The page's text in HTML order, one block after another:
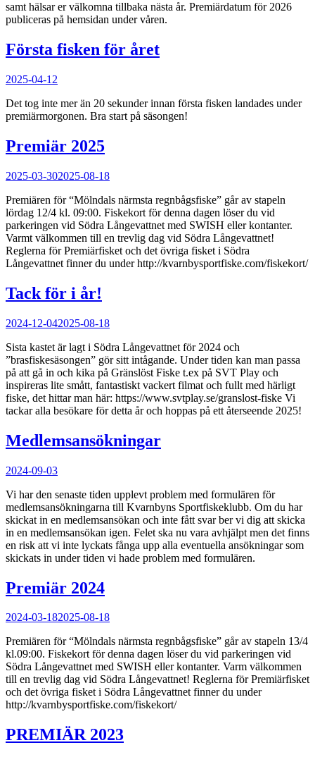
samt hälsar er välkomna tillbaka nästa år. Premiärdatum för 2026
publiceras på hemsidan under våren.
Första fisken för året
Posted
2025-04-12
Det tog inte mer än 20 sekunder innan första fisken landades under
premiärmorgonen. Bra start på säsongen!
Premiär 2025
Posted
2025-03-302025-08-18
Premiären för “Mölndals närmsta regnbågsfiske” går av stapeln
lördag 12/4 kl. 09:00. Fiskekort för denna dagen löser du vid
parkeringen vid Södra Långevattnet med SWISH eller kontanter.
Varmt välkommen till en trevlig dag vid Södra Långevattnet!
Reglerna för Premiärfisket och det övriga fisket i Södra
Långevattnet finner du under http://kvarnbysportfiske.com/fiskekort/
Tack för i år!
Posted
2024-12-042025-08-18
Sista kastet är lagt i Södra Långevattnet för 2024 och
”brasfiskesäsongen” gör sitt intågande. Under tiden kan man passa
på att gå in och kika på Gränslöst Fiske t.ex på SVT Play och
inspireras lite smått, fantastiskt vackert filmat och fullt med härligt
fiske, det hittar man här: https://www.svtplay.se/granslost-fiske Vi
tackar alla besökare för detta år och hoppas på ett återseende 2025!
Medlemsansökningar
Posted
2024-09-03
Vi har den senaste tiden upplevt problem med formulären för
medlemsansökningarna till Kvarnbyns Sportfiskeklubb. Om du har
skickat in en medlemsansökan och inte fått svar ber vi dig att skicka
in en medlemsansökan igen. Felet ska nu vara avhjälpt men det finns
en risk att vi inte lyckats fånga upp alla eventuella ansökningar som
skickats in under tiden vi hade problem med formulären.
Premiär 2024
Posted
2024-03-182025-08-18
Premiären för “Mölndals närmsta regnbågsfiske” går av stapeln 13/4
kl.09:00. Fiskekort för denna dagen löser du vid parkeringen vid
Södra Långevattnet med SWISH eller kontanter. Varm välkommen
till en trevlig dag vid Södra Långevattnet! Reglerna för Premiärfisket
och det övriga fisket i Södra Långevattnet finner du under
http://kvarnbysportfiske.com/fiskekort/
PREMIÄR 2023